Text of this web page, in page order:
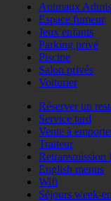
Animaux Admis
Espace fumeur
Jeux enfants
Parking privé
Piscine
Salon privés
Voiturier
Réserver un
Service tard
Vente à
Traiteur
Retransmission
English menus
Wifi
Séjours week-